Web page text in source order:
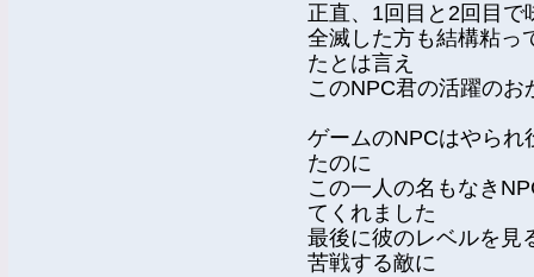
正直、1回目と2回目
全滅した方も結構粘っ
たとは言え
このNPC君の活躍の
ゲームのNPCはやられ
たのに
この一人の名もなき
てくれました
最後に彼のレベルを見
苦戦する敵に